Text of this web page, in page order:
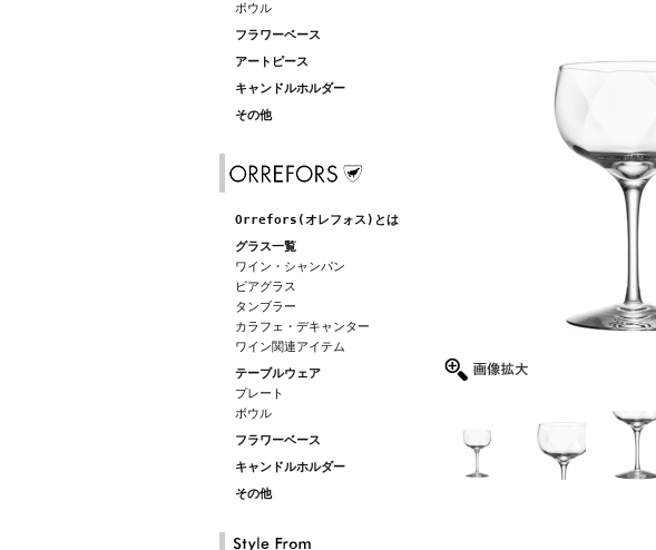
ボウル
フラワーベース
アートピース
キャンドルホルダー
その他
Orrefors(オレフォス)とは
グラス一覧
ワイン・シャンパン
ビアグラス
タンブラー
カラフェ・デキャンター
ワイン関連アイテム
テーブルウェア
プレート
ボウル
フラワーベース
キャンドルホルダー
その他